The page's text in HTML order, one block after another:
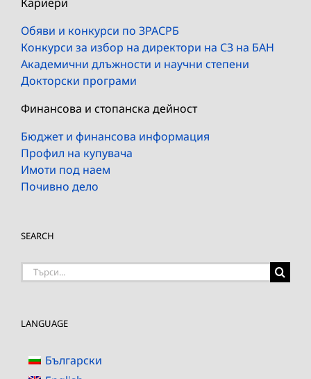
Обяви и конкурси по ЗРАСРБ
Конкурси за избор на директори на СЗ на БАН
Академични длъжности и научни степени
Докторски програми
Финансова и стопанска дейност
Бюджет и финансова информация
Профил на купувача
Имоти под наем
Почивно дело
SEARCH
Търсене
LANGUAGE
Български